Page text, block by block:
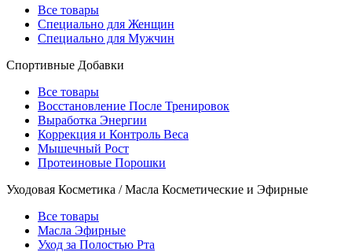
Все товары
Специально для Женщин
Специально для Мужчин
Спортивные Добавки
Все товары
Восстановление После Тренировок
Выработка Энергии
Коррекция и Контроль Веса
Мышечный Рост
Протеиновые Порошки
Уходовая Косметика / Масла Косметические и Эфирные
Все товары
Масла Эфирные
Уход за Полостью Рта